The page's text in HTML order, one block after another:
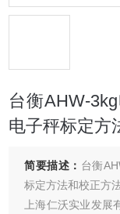
台衡AHW-
电子秤标定方
简要描述： 台衡
标定方法和校正方
上海仁沃实业发